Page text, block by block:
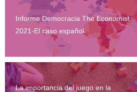
Informe Democracia The Economist
2021-El caso español
La importancia del juego en la